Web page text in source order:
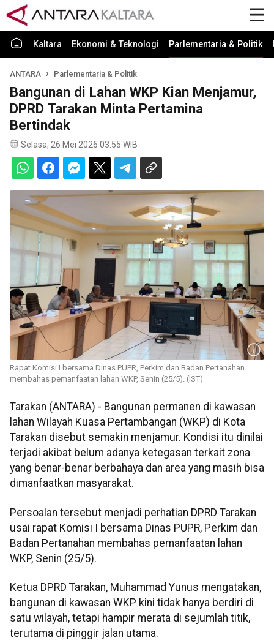
Kaltara Ekonomi & Teknologi Parlementaria & Politik
ANTARA Parlementaria & Politik
Bangunan di Lahan WKP Kian Menjamur,
DPRD Tarakan Minta Pertamina
Bertindak
Selasa, 26 Mei 2026 03:55 WIB
Rapat Komisi I bersama Dinas PUPR, Perkim dan Badan Pertanahan
membahas pemanfaatan lahan WKP, Senin (25/5). (IST)
Tarakan (ANTARA) - Bangunan permanen di kawasan
lahan Wilayah Kuasa Pertambangan (WKP) di Kota
Tarakan disebut semakin menjamur. Kondisi itu dinilai
terjadi akibat belum adanya ketegasan terkait zona
yang benar-benar berbahaya dan area yang masih bisa
dimanfaatkan masyarakat.
Persoalan tersebut menjadi perhatian DPRD Tarakan
usai rapat Komisi I bersama Dinas PUPR, Perkim dan
Badan Pertanahan membahas pemanfaatan lahan
WKP, Senin (25/5).
Ketua DPRD Tarakan, Muhammad Yunus mengatakan,
bangunan di kawasan WKP kini tidak hanya berdiri di
satu wilayah, tetapi hampir merata di sejumlah titik,
terutama di pinggir jalan utama.